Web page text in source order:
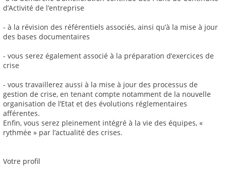
d’Activité de l’entreprise
- à la révision des référentiels associés, ainsi qu’à la mise à jour
des bases documentaires
- vous serez également associé à la préparation d’exercices de
crise
- vous travaillerez aussi à la mise à jour des processus de
gestion de crise, en tenant compte notamment de la nouvelle
organisation de l’Etat et des évolutions réglementaires
afférentes.
Enfin, vous serez pleinement intégré à la vie des équipes, «
rythmée » par l’actualité des crises.
Votre profil